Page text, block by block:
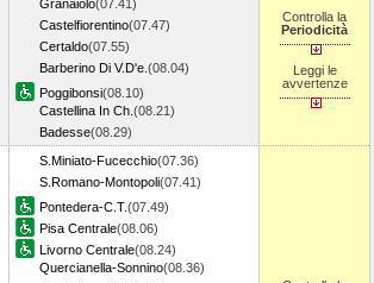
Granaiolo(07.41)
Castelfiorentino(07.47)
Certaldo(07.55)
Barberino Di V.D'e. (08.04)
Poggibonsi(08.10)
Castellina In Ch. (08.21)
Badesse(08.29)
Controlla la
Periodicità
Leggi le
avvertenze
S.Miniato-Fucecchio(07.36)
S.Romano-Montopoli(07.41)
Pontedera-C.T.(07.49)
Pisa Centrale(08.06)
Livorno Centrale(08.24)
Quercianella-Sonnino(08.36)